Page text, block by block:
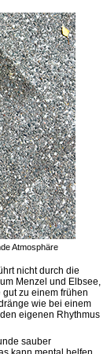
Atmosphäre
nicht durch die
Menzel und Elbsee,
zu einem frühen
wie bei einem
eigenen Rhythmus
sauber